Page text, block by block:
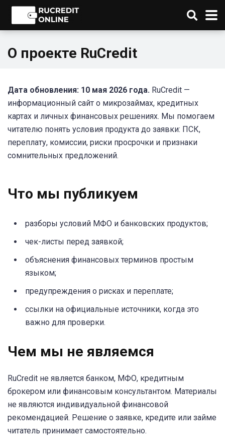
О проекте RuCredit
Дата обновления: 10 мая 2026 года. RuCredit —
информационный сайт о микрозаймах, кредитных
картах и личных финансовых решениях. Мы помогаем
читателю понять условия продукта до заявки: ПСК,
переплату, комиссии, риски просрочки и признаки
сомнительных предложений.
Что мы публикуем
разборы условий МФО и банковских продуктов;
чек-листы перед заявкой;
объяснения финансовых терминов простым
языком;
предупреждения о рисках и переплате;
ссылки на официальные источники, когда это
важно для проверки.
Чем мы не являемся
RuCredit не является банком, МФО, кредитным
брокером или финансовым консультантом. Материалы
не являются индивидуальной финансовой
рекомендацией. Решение о заявке, кредите или займе
читатель принимает самостоятельно.